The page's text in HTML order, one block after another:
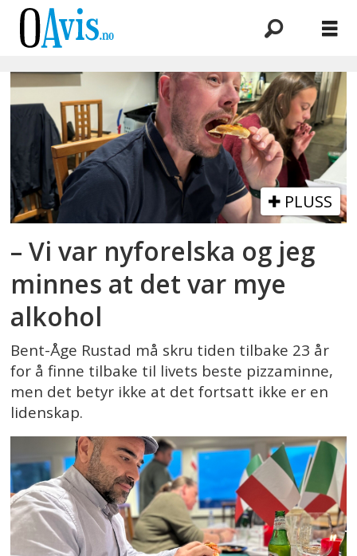
Emne:
pizzatest
PLUSS
– Vi var nyforelska og jeg
minnes at det var mye
alkohol
Bent-Åge Rustad må skru tiden tilbake 23 år
for å finne tilbake til livets beste pizzaminne,
men det betyr ikke at det fortsatt ikke er en
lidenskap.